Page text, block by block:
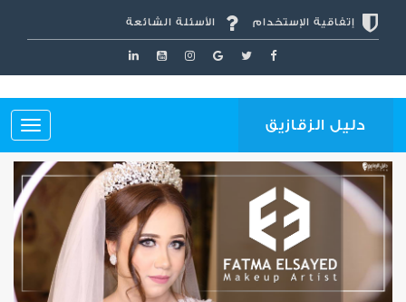
إتفاقية الإستخدام الأسئلة الشائعة
دليل الزقازيق